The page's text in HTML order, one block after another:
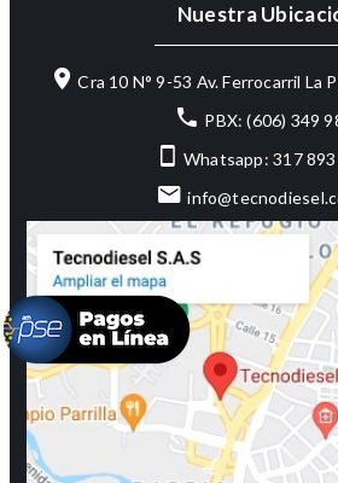
Nuestra
Cra 10 N° 9-53 Av. Ferrocarril La
PBX: (606) 349
Whatsapp: 317